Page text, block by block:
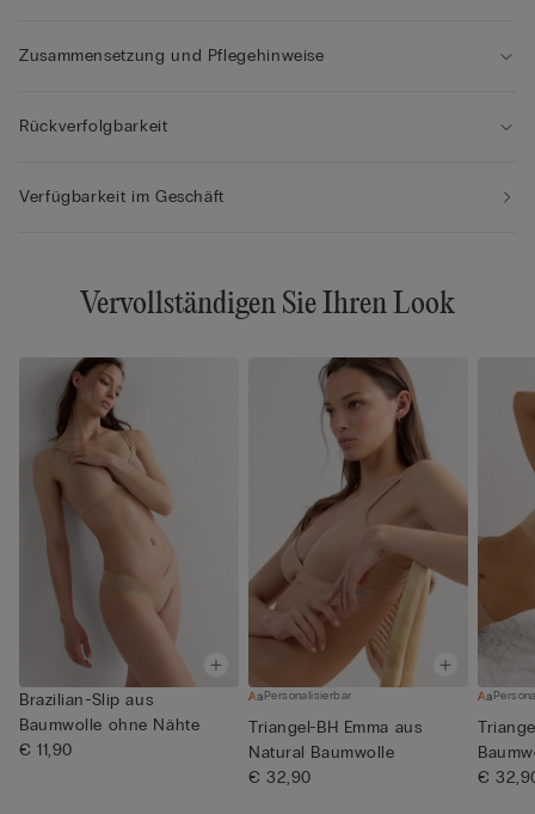
Zusammensetzung und Pflegehinweise
Rückverfolgbarkeit
Verfügbarkeit im Geschäft
Vervollständigen Sie Ihren Look
Brazilian-Slip aus
Baumwolle ohne Nähte
€ 11,90
Personalisierbar
Triangel-BH Emma aus
Natural Baumwolle
€ 32,90
€